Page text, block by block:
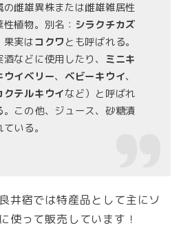
の雌雄異株または雌雄雑居性
植物。別名： シラクチカズ
果実はコクワ とも呼ばれる。
などに使用したり、 ミニキ
ウイベリー、 ベビーキウイ、
クテルキウイなど）と呼ばれ
この他、ジュース、砂糖漬
いる。
井宿では特産品として主にソ
使って販売しています！